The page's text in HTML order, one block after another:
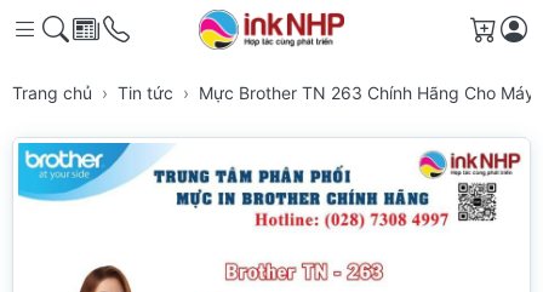
Giỏ
Trang chủ Tin tức Mực Brother TN 263 Chính Hãng Cho Máy